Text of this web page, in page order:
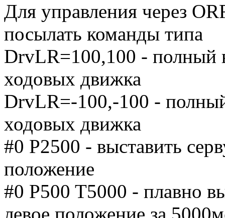
Для управления через
посылать команды типа
DrvLR=100,100 - полный
ходовых движка
DrvLR=-100,-100 -
ходовых движка
#0 P2500 - выставить
положение
#0 P500 T5000 - плавно